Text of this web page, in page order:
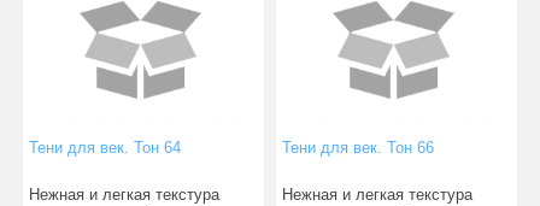
Тени для век. Тон 64
Нежная и легкая текстура
Тени для век. Тон 66
Нежная и легкая текстура